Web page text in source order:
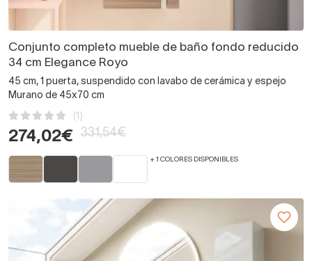
Conjunto completo mueble de baño fondo reducido
34 cm Elegance Royo
45 cm, 1 puerta, suspendido con lavabo de cerámica y espejo
Murano de 45x70 cm
(1)
274,02€ 331,54€
+ 1 COLORES DISPONIBLES